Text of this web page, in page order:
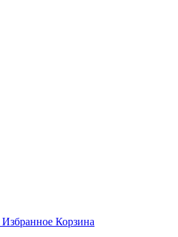
Избранное Корзина